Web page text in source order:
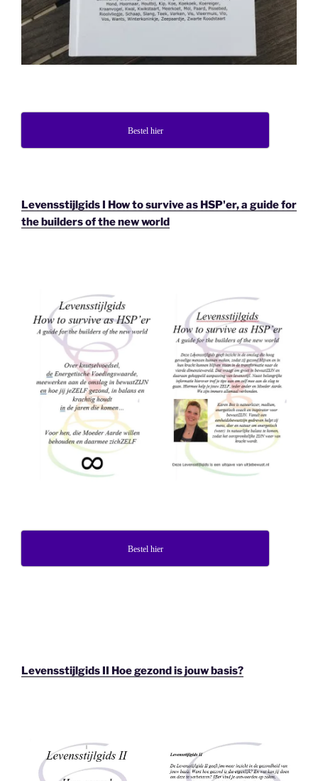
Bestel hier
Levensstijlgids I How to survive as HSP'er, a guide for
the builders of the new world
Bestel hier
Levensstijlgids II Hoe gezond is jouw basis?